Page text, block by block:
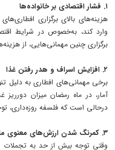
۱. فشار اقتصادی بر خانواده‌ها
هزینه‌های بالای برگزاری
وارد کند، به‌خصوص در شرایط
برگزاری چنین مهمانی‌هایی، از
۲. افزایش اسراف و هدر رفتن غذا
برخی مهمانی‌های افطاری به دلیل
درحالی‌ است که فلسفه
۳. کمرنگ شدن ارزش‌های معنوی ماه رمضان
وقتی توجه بیش از حد به تجملات